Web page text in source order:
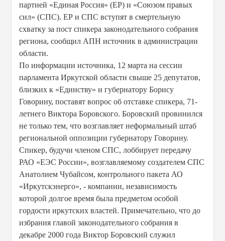
партией «Единая Россия» (ЕР) и «Союзом правых
сил» (СПС). ЕР и СПС вступят в смертельную
схватку за пост спикера законодательного собрания
региона, сообщил АПН источник в администрации
области.
По информации источника, 12 марта на сессии
парламента Иркутской области свыше 25 депутатов,
близких к «Единству» и губернатору Борису
Говорину, поставят вопрос об отставке спикера, 71-
летнего Виктора Боровского. Боровский провинился
не только тем, что возглавляет неформальный штаб
региональной оппозиции губернатору Говорину.
Спикер, будучи членом СПС, лоббирует передачу
РАО «ЕЭС России», возглавляемому создателем СПС
Анатолием Чубайсом, контрольного пакета АО
«Иркутскэнерго», - компании, независимость
которой долгое время была предметом особой
гордости иркутских властей. Примечательно, что до
избрания главой законодательного собрания в
декабре 2000 года Виктор Боровский служил